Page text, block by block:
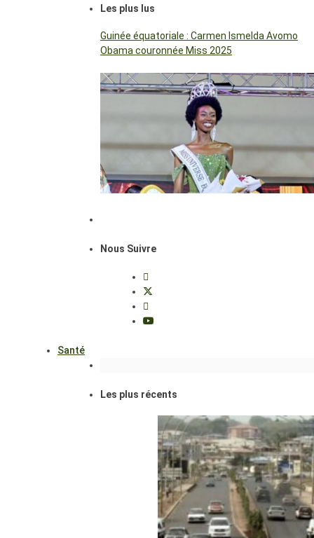
Les plus lus
Guinée équatoriale : Carmen Ismelda Avomo
Obama couronnée Miss 2025
Nous Suivre
Santé
Les plus récents